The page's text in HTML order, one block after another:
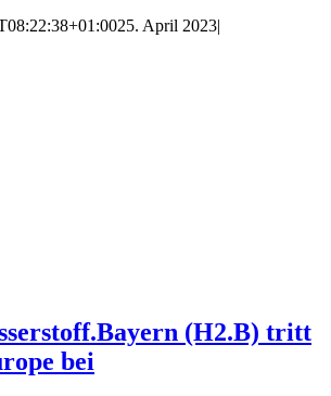
25. April 2023|
(H2.B) tritt
bei